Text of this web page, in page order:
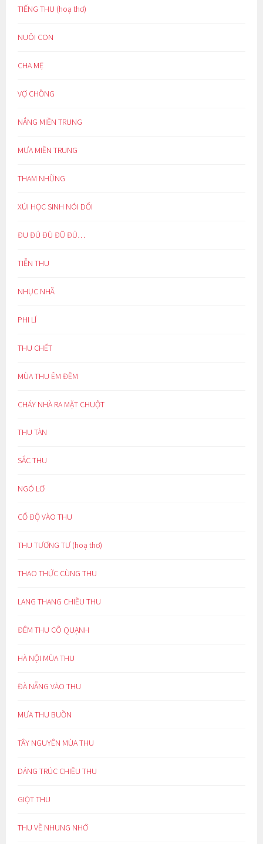
TIẾNG THU (hoạ thơ)
NUÔI CON
CHA MẸ
VỢ CHỒNG
NẮNG MIỀN TRUNG
MƯA MIỀN TRUNG
THAM NHŨNG
XÚI HỌC SINH NÓI DỐI
ĐU ĐÚ ĐÙ ĐŨ ĐỦ…
TIỄN THU
NHỤC NHÃ
PHI LÍ
THU CHẾT
MÙA THU ÊM ĐỀM
CHÁY NHÀ RA MẶT CHUỘT
THU TÀN
SẮC THU
NGÓ LƠ
CỔ ĐỘ VÀO THU
THU TƯƠNG TƯ (hoạ thơ)
THAO THỨC CÙNG THU
LANG THANG CHIỀU THU
ĐÊM THU CÔ QUẠNH
HÀ NỘI MÙA THU
ĐÀ NẴNG VÀO THU
MƯA THU BUỒN
TÂY NGUYÊN MÙA THU
DÁNG TRÚC CHIỀU THU
GIỌT THU
THU VỀ NHUNG NHỚ